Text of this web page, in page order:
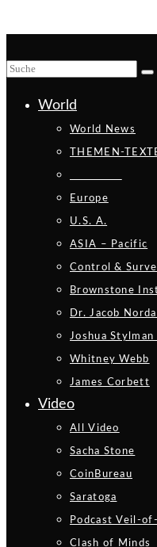
World
World News
THEMEN-
Europe
U.S. A.
ASIA – Pacific
Control &
Brownstone
Dr. Jacob
Joshua
Whitney Webb
James Corbett
Video
All Video
Sacha Stone
CoinBureau
Saratoga
Podcast Veil-
Clash of Minds